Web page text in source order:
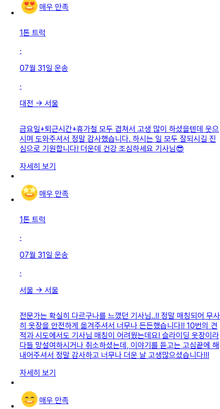
매우 만족
1톤 트럭
·
07월 31일 운송
·
대전 → 서울
금요일+퇴근시간+휴가철 모두 겹쳐서 고생 많이 하셨을텐데 웃으
시며 도와주셔서 정말 감사했습니다. 하시는 일 모두 잘되시길 진
심으로 기원합니다! 더운데 건강 조심하세요 기사님😎
자세히 보기
매우 만족
1톤 트럭
·
07월 31일 운송
·
서울 → 서울
전문가는 확실히 다르구나를 느꼈던 기사님..!! 정말 매칭되어 무사
히 옷장을 안전하게 옮겨주셔서 너무나 든든했습니다!! 10번의 견
적과 시도에서도 기사님 매칭이 어려웠는데요! 슬라이딩 옷장이라
다들 망설여하시거나 취소하셨는데, 이야기를 듣고는 고심끝에 해
내어주셔서 정말 감사하고 너무나 더운 날 고생많으셨습니다!!!
자세히 보기
매우 만족